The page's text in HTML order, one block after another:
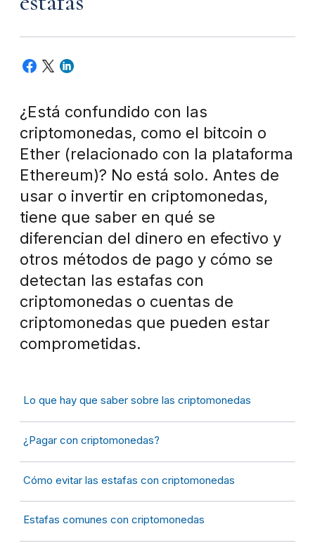
¿Está confundido con las
criptomonedas, como el bitcoin o
Ether (relacionado con la plataforma
Ethereum)? No está solo. Antes de
usar o invertir en criptomonedas,
tiene que saber en qué se
diferencian del dinero en efectivo y
otros métodos de pago y cómo se
detectan las estafas con
criptomonedas o cuentas de
criptomonedas que pueden estar
comprometidas.
Lo que hay que saber sobre las criptomonedas
¿ Pagar con criptomonedas?
Cómo evitar las estafas con criptomonedas
Estafas comunes con criptomonedas